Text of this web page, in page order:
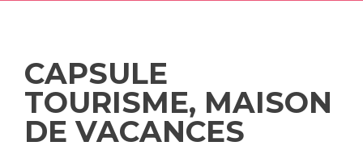
CAPSULE
TOURISME, MAISON
DE VACANCES